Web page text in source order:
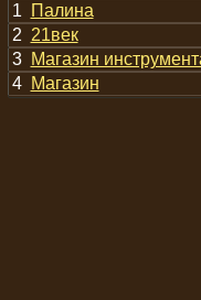
1
Палина
2 21век
3
Магазин
4
Магазин